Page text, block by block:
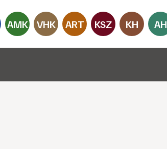
AMK VHK ART KSZ KH AH